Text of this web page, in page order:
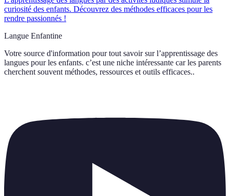
curiosité des enfants. Découvrez des méthodes efficaces pour les
rendre passionnés !
Langue Enfantine
Votre source d'information pour tout savoir sur l’apprentissage des
langues pour les enfants. c’est une niche intéressante car les parents
cherchent souvent méthodes, ressources et outils efficaces..